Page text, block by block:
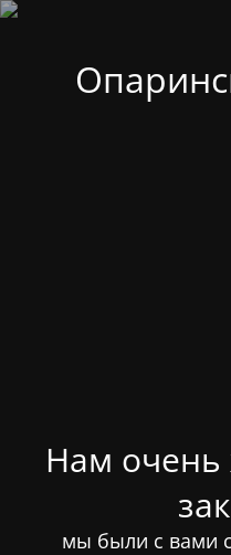
Нам очень
мы были с вами